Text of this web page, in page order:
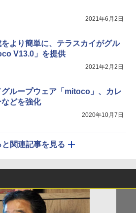
2021年6月2日
より簡単に、テラスカイがグル
V13.0」を提供
2021年2月2日
ループウェア「mitoco」、カレ
どを強化
2020年10月7日
と関連記事を見る